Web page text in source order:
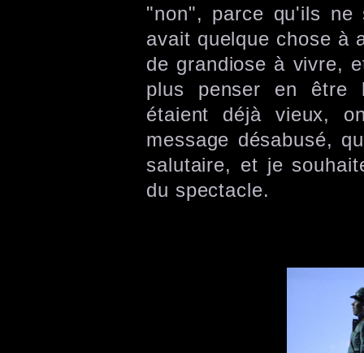
"non", parce qu'ils ne
avait quelque chose à
de grandiose à vivre,
plus penser en être
étaient déjà vieux,
message désabusé,
salutaire, et je
du spectacle.